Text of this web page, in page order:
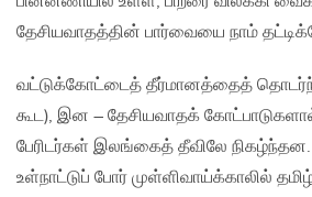
தேசியவாதத்தின் பார்வையை நாம்
வட்டுக்கோட்டைத் தீர்மானத்தைத்
கூட), இன – தேசியவாதக்
பேரிடர்கள் இலங்கைத் தீவிலே
உள்நாட்டுப் போர் முள்ளிவாய்க்காலில்